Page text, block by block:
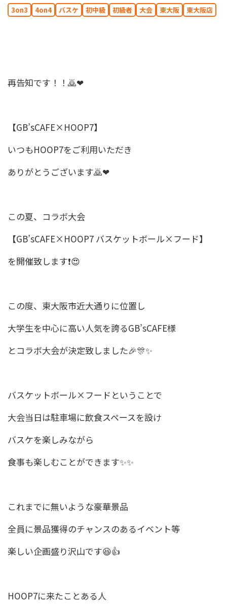
3on3 4on4 バスケ 初中級 初級者 大会 東大阪 東大阪店
再告知です！！🙇❤
【GB’sCAFE×HOOP7】
いつもHOOP7をご利用いただき
ありがとうございます🙇❤
この夏、コラボ大会
【GB’sCAFE×HOOP7 バスケットボール×フード】
を開催致します❗😍
この度、東大阪市近大通りに位置し
大学生を中心に高い人気を誇るGB’sCAFE様
とコラボ大会が決定致しました🎉🎊✨
バスケットボール×フードということで
大会当日は駐車場に飲食スペースを設け
バスケを楽しみながら
食事も楽しむことができます✨✨
これまでに無いような豪華景品
全員に景品獲得のチャンスのあるイベント等
楽しい企画盛り沢山です😆👍
HOOP7に来たことある人